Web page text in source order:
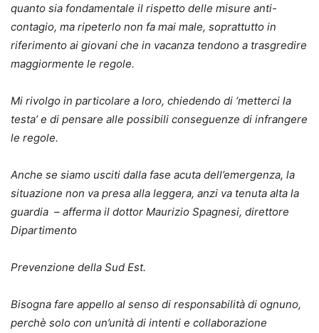
quanto sia fondamentale il rispetto delle misure anti-
contagio, ma ripeterlo non fa mai male, soprattutto in
riferimento ai giovani che in vacanza tendono a trasgredire
maggiormente le regole.
Mi rivolgo in particolare a loro, chiedendo di ‘metterci la
testa’ e di pensare alle possibili conseguenze di infrangere
le regole.
Anche se siamo usciti dalla fase acuta dell’emergenza, la
situazione non va presa alla leggera, anzi va tenuta alta la
guardia – afferma il dottor Maurizio Spagnesi, direttore
Dipartimento
Prevenzione della Sud Est.
Bisogna fare appello al senso di responsabilità di ognuno,
perchè solo con un’unità di intenti e collaborazione